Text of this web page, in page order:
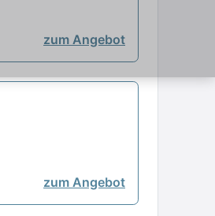
zum Angebot
zum Angebot